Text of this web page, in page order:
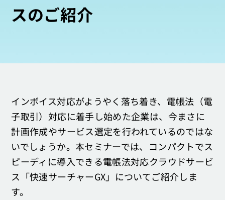
資料ダウンロード
スのご紹介
インボイス対応がようやく落ち着き、電帳法（電
子取引）対応に着手し始めた企業は、今まさに
計画作成やサービス選定を行われているのではな
いでしょうか。本セミナーでは、コンパクトでス
ピーディに導入できる電帳法対応クラウドサービ
ス「快速サーチャーGX」についてご紹介しま
す。